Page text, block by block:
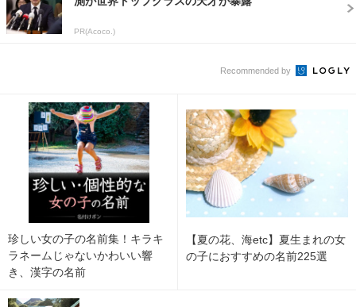
PR(Acoco.)
Recommended by
珍しい女の子の名前集！キラキ
ラネームじゃないかわいい響
き、漢字の名前
【夏の花、海etc】夏生まれの女
の子におすすめの名前225選